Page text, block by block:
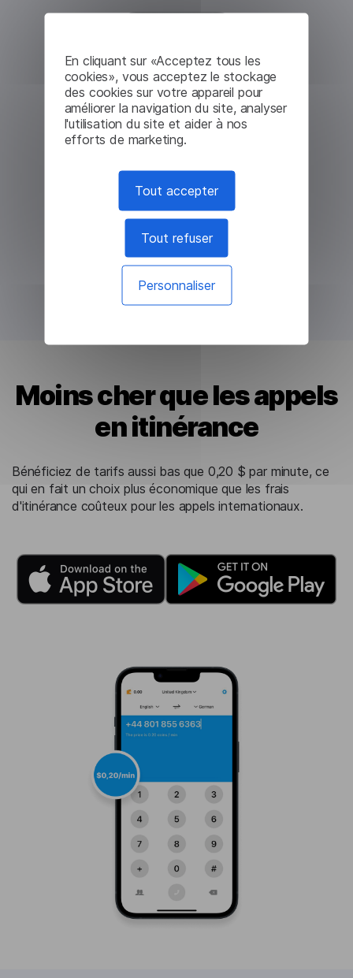
En cliquant sur «Acceptez tous les
cookies», vous acceptez le stockage
des cookies sur votre appareil pour
améliorer la navigation du site, analyser
l'utilisation du site et aider à nos
efforts de marketing.
Tout accepter
Tout refuser
Personnaliser
Moins cher que les appels
en itinérance
Bénéficiez de tarifs aussi bas que 0,20 $ par minute, ce
qui en fait un choix plus économique que les frais
d'itinérance coûteux pour les appels internationaux.